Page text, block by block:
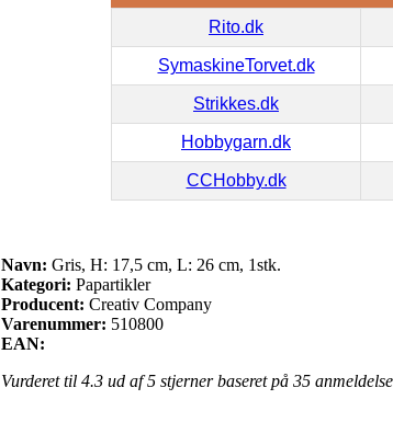
Rito.dk
SymaskineTorvet.dk
Strikkes.dk
Hobbygarn.dk
CCHobby.dk
Navn: Gris, H: 17,5 cm, L: 26 cm, 1stk.
Kategori: Papartikler
Producent: Creativ Company
Varenummer: 510800
EAN:
Vurderet til 4.3 ud af 5 stjerner baseret på 35